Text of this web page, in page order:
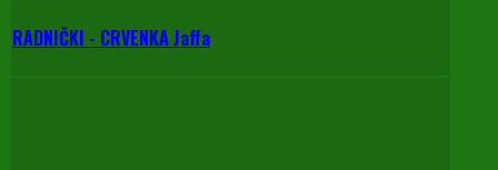
RADNIČKI - CRVENKA Jaffa